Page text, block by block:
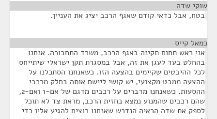
שוקי שדה
בטח, אבל כדאי קודם שאגף הרכב יציג את העניין.
כמאל קייס
אני ראש תחום תקינה באגף הרכב, משרד התחבורה. אנחנו
בהחלט בעד לעגן את זה, אבל במסגרת תקן ישראלי שיתייחס
לכל ההיבטים שקיימים בהצעה הזו. כשאנחנו הסתכלנו על
ההצעה ממבט מקצועי, יש קושי ליישם אותה בחלק מרכבי
ההסעות. כשאנחנו מדברים על רכבים מדגם של אם-1 ואם-2,
שהם רכבים שהמנוע נמצא בחזית הרכב, מראת צד לא תוכל
לספק את שדה הראיה הנדרש שאנחנו רוצים להגיע אליו כדי